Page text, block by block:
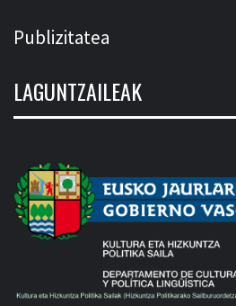
Publizitatea
LAGUNTZAILEAK